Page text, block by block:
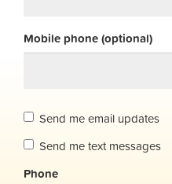
Mobile phone (optional)
Send me email updates
Send me text messages
Phone